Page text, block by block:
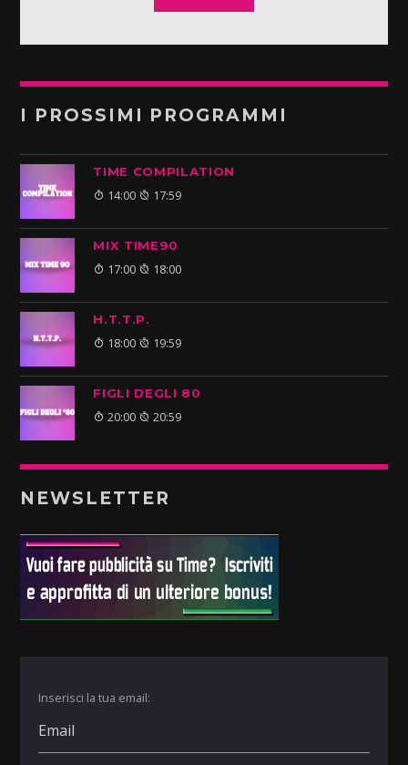
I PROSSIMI PROGRAMMI
TIME COMPILATION
14:00 17:59
MIX TIME90
17:00 18:00
H.T.T.P.
18:00 19:59
FIGLI DEGLI 80
20:00 20:59
NEWSLETTER
Inserisci la tua email: